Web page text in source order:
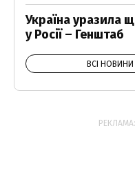
Україна уразила
у Росії – Генштаб
ВСІ НОВИНИ
РЕКЛАМА: